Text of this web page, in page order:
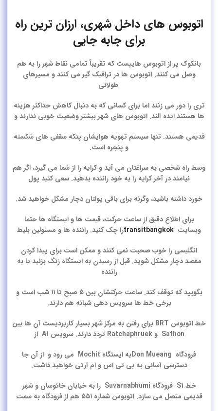
اتوبوس های داخل شهری، ارزان ترین راه
برای جابه جایی
بانکوک پر از اتوبوس هاییست که تقریباً تمامی نقاط شهر را به هم
وصل می کنند. اتوبوس ها در ترافیک گیر می کنند و مسیرهای
طولانی
تری را دور می زنند اما برای کسانی که به دنبال کاهش حداکثر هزینه
ها هستند ایده آلند. اتوبوس های شهر بیشتر وضعیت خوبی ندارند و
قدیمی هستند. تنها سیستم تهویه هوایشان پنکه سقفی های شکسته
و پنجره است.
وسط راه شخصی به سراغتان می آید و کرایه را از شما می گیرد، اگر هم
نیامند در آخر کرایه را به خود راننده بدهید. سعی کنید پول
خورد داشته باشید،‌ وگرنه برای باقی پولتان دچار مشکل خواهید شد.
برای اطلاع دقیق از ساعت حرکت، قیمت ها و ایستگاه ها حتما
وبسایت transitbangkokرا چک کنید. راننده ها و مسئولین بلیط
انگلیسی را خوب صحبت نمی کنند و ممکن است برای پیدا کردن
مقصد دچار مشکل شوید. قبل از رسیدن به ایستگاه زنگ بزنید یا به
راننده
بگویید که توقف کند. ساعت حرکتشان بین ۵ صبح تا ۱۱ شب است و
برخی خط ها سرویس دهی شبانه هم دارند.
خط اتوبوس BRT‌ برای رفتن به مرکز شهر بسیار کاربردیست آن ها بین
Sathon و Ratchaphruek تردد دارند. سرویس A1 از
فرودگاه Don Mueangبه ایستگاه Mochit می رود و از آن جا
دسترسی آسانی به بی تی اس و ام آرتی خواهید داشت.
خط S1 فرودگاه Suvarnabhumi را به خیابان خائوسان و شهر
قدیمی متصل می سازد. اتوبوس شماره ۵۵۱ هم از فرودگاه به سمت